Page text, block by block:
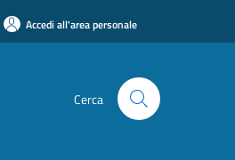
Accedi all'area personale
Cerca